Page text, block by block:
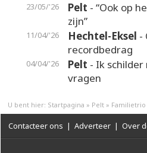
23/05/'26 Pelt - “Ook op
zijn”
11/04/'26 Hechtel-Eksel -
recordbedrag
04/04/'26 Pelt - Ik
vragen
U bent hier: Startpagina » Pelt »
Contacteer ons | Adverteer | Over